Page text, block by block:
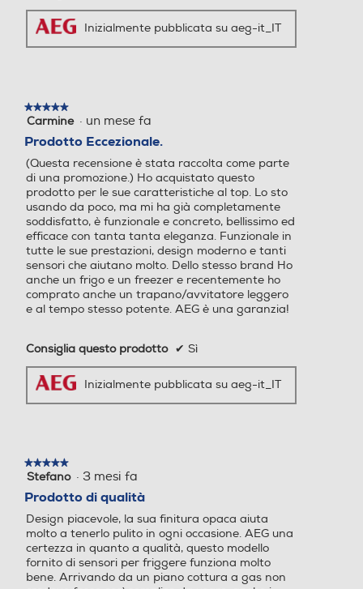
Altezza incasso-mm
Larghezza incasso-mm Larghezza incasso-mm
Profondità incasso-mm Profondità incasso-mm
Numero di piastre ad indu
zione
Numero di piastre ad indu
zione
Accessori in dotazione Accessori in dotazione
Kitchen Service - Ricettario
Inizialmente pubblicata su aeg-it_IT
★★★★★
★★★★★
5
5
stelle.
Carmine · un mese fa
Prodotto Eccezionale.
(Questa recensione è stata raccolta come parte
di una promozione.) Ho acquistato questo
prodotto per le sue caratteristiche al top. Lo sto
usando da poco, ma mi ha già completamente
soddisfatto, è funzionale e concreto, bellissimo ed
efficace con tanta tanta eleganza. Funzionale in
tutte le sue prestazioni, design moderno e tanti
sensori che aiutano molto. Dello stesso brand Ho
anche un frigo e un freezer e recentemente ho
comprato anche un trapano/avvitatore leggero
e al tempo stesso potente. AEG è una garanzia!
Consiglia questo prodotto ✔ Sì
Inizialmente pubblicata su aeg-it_IT
★★★★★
★★★★★
5
5
stelle.
Stefano · 3 mesi fa
Prodotto di qualità
Design piacevole, la sua finitura opaca aiuta
molto a tenerlo pulito in ogni occasione. AEG una
certezza in quanto a qualità, questo modello
fornito di sensori per friggere funziona molto
bene. Arrivando da un piano cottura a gas non